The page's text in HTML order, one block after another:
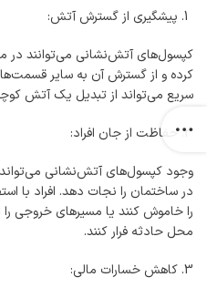
پیشگیری از گسترش آتش:
کپسول‌های آتش‌نشانی می‌توانند در
کرده و از گسترش آن به سایر
سریع می‌تواند از تبدیل یک آتش
حفاظت از جان افراد:
وجود کپسول‌های آتش‌نشانی می‌تواند
در ساختمان را نجات دهد. افراد با
را خاموش کنند یا مسیرهای خروجی را
محل حادثه فرار کنند.
کاهش خسارات مالی: